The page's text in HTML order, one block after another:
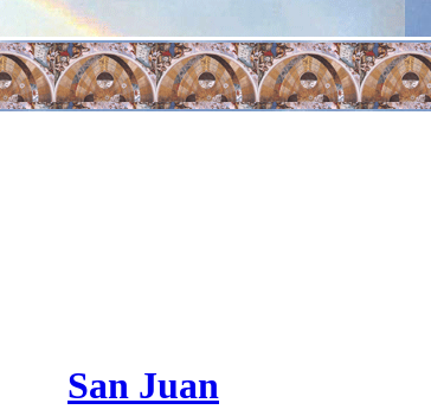
San Juan